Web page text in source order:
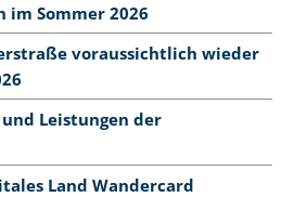
im Sommer 2026
voraussichtlich wieder
Leistungen der
Land Wandercard